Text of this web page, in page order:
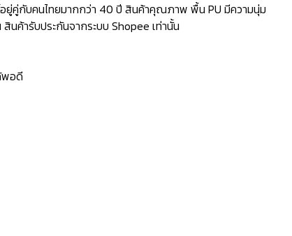
ยู่คู่กับคนไทยมากกว่า 40 ปี สินค้าคุณภาพ พื้น PU มีความนุ่ม
นค้ารับประกันจากระบบ Shopee เท่านั้น
พอดี